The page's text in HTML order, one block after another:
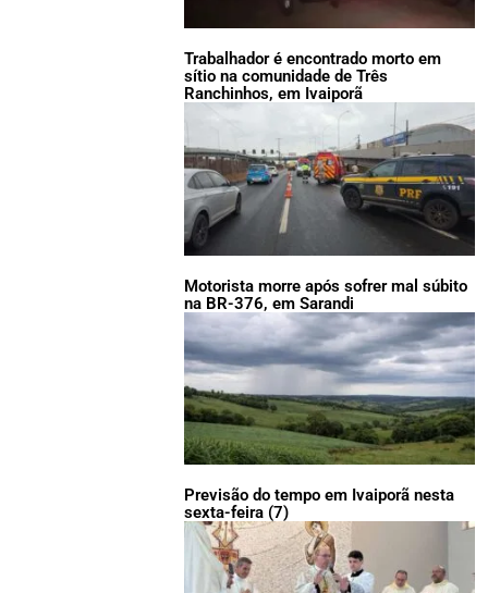
Trabalhador é encontrado morto em
sítio na comunidade de Três
Ranchinhos, em Ivaiporã
Motorista morre após sofrer mal súbito
na BR-376, em Sarandi
Previsão do tempo em Ivaiporã nesta
sexta-feira (7)